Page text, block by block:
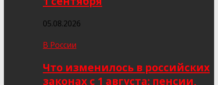
05.08.2026
В России
Что изменилось в российских
законах с 1 августа: пенсии,